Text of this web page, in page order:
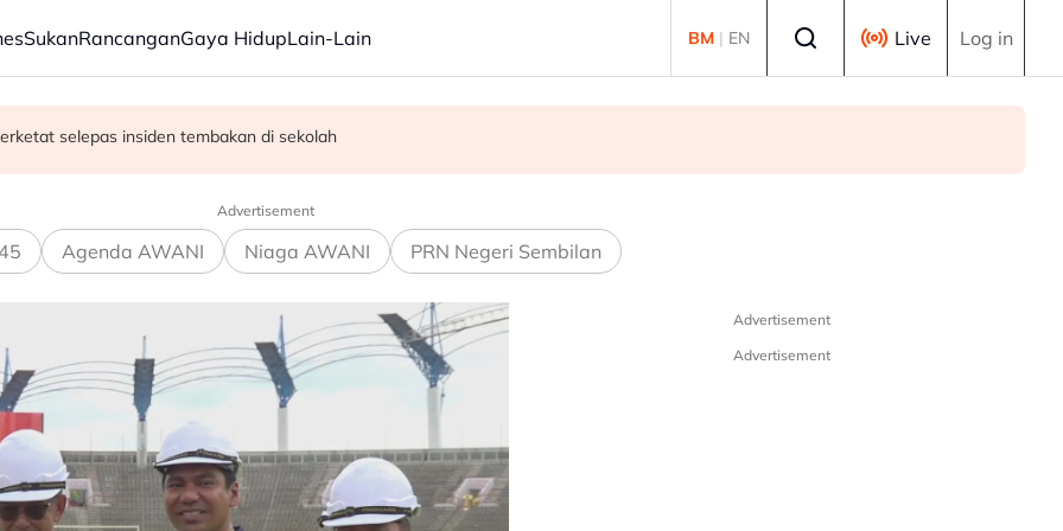
SukanRancanganGaya HidupLain-Lain BM | EN Live Log in
audio siar sentuh isu sensitiviti agama
selepas insiden tembakan di sekolah
Advertisement
Agenda AWANI Niaga AWANI PRN Negeri Sembilan
Advertisement
Advertisement